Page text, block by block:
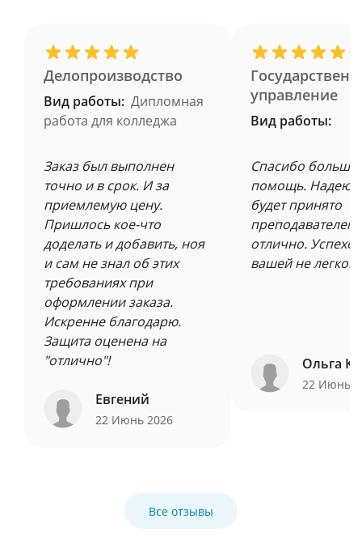
Делопроизводство
Вид работы: Дипломная
работа для колледжа
Заказ был выполнен
точно и в срок. И за
приемлемую цену.
Пришлось кое-что
доделать и добавить, ноя
и сам не знал об этих
требованиях при
оформлении заказа.
Искренне благодарю.
Защита оценена на
"отлично"!
Евгений
22 Июнь 2026
управление
Вид работы:
Спасибо
помощь.
будет принято
преподавателем
отлично.
вашей не легкой
Ольга
22 Июнь
Все отзывы